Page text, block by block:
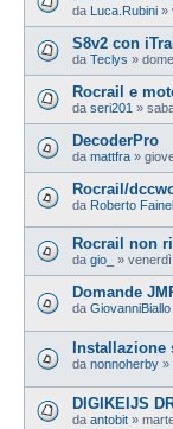
da Luca.Rubini »
S8v2 con
da Teclys »
Rocrail e
da seri201 »
DecoderPro
da mattfra »
Rocrail/
da Roberto
Rocrail non
da gio_ »
Domande
da GiovanniBiallo
Installazione
da nonnoherby »
DIGIKEIJS
da antobit »